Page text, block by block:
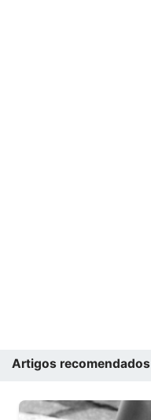
Artigos recomendados